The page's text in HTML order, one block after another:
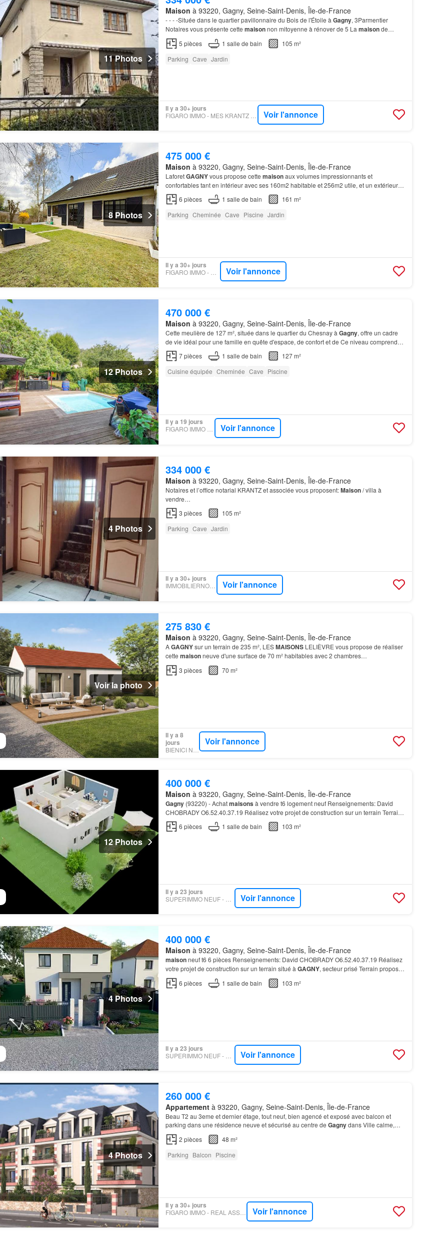
11 Photos
Maison à 93220, Gagny, Seine-Saint-Denis, Île-de-France
- - - -Située dans le quartier pavillonnaire du Bois de l'Étoile à Gagny, 3Parmentier
Notaires vous présente cette maisonnon mitoyenne à rénover de 5 La maisonde
compose:• Au sous-sol: d'une chaufferie, d'une pièce
5 pièces 1 salle de bain
105 m²
Parking Cave Jardin
Il y a 30+ jours
Voir l'annonce
8 Photos
475 000 €
Maison à 93220, Gagny, Seine-Saint-Denis, Île-de-France
LaforetGAGNYvous propose cette maisonaux volumes impressionnants et
confortables tant en intérieur avec ses 160m2 habitable et 256m2 utile, et un extérieur
avec 734m2 de terrain et une
PISCINE.…
6 pièces 1 salle de bain
161 m²
Parking Cheminée Cave Piscine Jardin
Il y a 30+ jours
Voir l'annonce
12 Photos
470 000 €
Maison à 93220, Gagny, Seine-Saint-Denis, Île-de-France
Cette meulière de 127 m², située dans le quartier du Chesnay à Gagny, offre un cadre
de vie idéal pour une famille en quête d'espace, de confort et de Ce niveau comprend
également un local technique
et des espaces de…
7pièces 1 salle de bain
127 m²
Cuisine équipée Cheminée Cave Piscine
Il y a 19 jours
Voir l'annonce
4 Photos
334 000 €
Maison à 93220, Gagny, Seine-Saint-Denis, Île-de-France
Notaires et l’office notarial KRANTZ et associée vous proposent:Maison/ villa à
vendre…
3 pièces
105 m²
Parking Cave Jardin
Il y a 30+ jours
IMMOBILIERNOTAIRES Voir l'annonce
Voir la photo
275 830 €
Maison à 93220, Gagny, Seine-Saint-Denis, Île-de-France
AGAGNYsur un terrain de 235 m², LESMAISONSLELIÈVRE vous propose de réaliser
cette maisonneuve d'une surface de 70 m² habitables avec 2 chambres…
3 pièces 70 m²
Il y a 8
jours
Voir l'annonce
12 Photos
400 000 €
Maison à 93220, Gagny, Seine-Saint-Denis, Île-de-France
Gagny(93220) - Achatmaisons à vendre t6 logement neuf Renseignements: David
CHOBRADY O6.52.40.37.19 Réalisez votre projet de construction sur un terrain Terrain
proposé par notre partenaire foncier, sous
6 pièces 1 salle de bain 103 m²
Il y a 23 jours
Voir l'annonce
4 Photos
400 000 €
Maison à 93220, Gagny, Seine-Saint-Denis, Île-de-France
maisonneuf t6 6 pièces Renseignements: David CHOBRADY O6.52.40.37.19 Réalisez
votre projet de construction sur un terrain situé à GAGNY, secteur prisé Terrain proposé
par notre partenaire foncier, sous
réserve
6 pièces 1 salle de bain 103 m²
Il y a 23 jours
Voir l'annonce
4 Photos
260 000 €
Appartementà 93220, Gagny, Seine-Saint-Denis, Île-de-France
Beau T2 au 3eme et dernier étage, tout neuf, bien agencé et exposé avec balcon et
parking dans une résidence neuve et sécurisé au centre de Gagnydans Ville calme,
verdoyante et de plus en plus prisée,
2 pièces
48 m²
Parking Balcon Piscine
Il y a 30+ jours
FIGARO IMMO - REAL ASSET CONSULTING Voir l'annonce